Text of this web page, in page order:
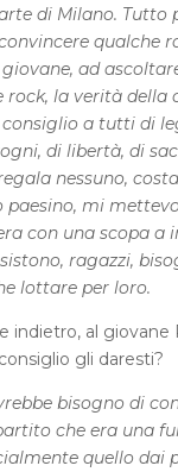
di Milano. Tutto
qualche
ad
rock, la verità della
consiglio a tutti di
di libertà, di
nessuno,
paesino, mi
con una scopa a
ragazzi,
lottare per loro.
indietro, al giovane
gli daresti?
bisogno di
che era una
quello dai